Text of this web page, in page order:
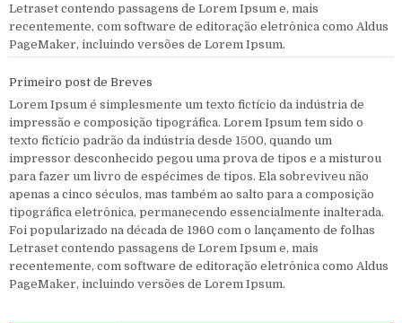
Letraset contendo passagens de Lorem Ipsum e, mais
recentemente, com software de editoração eletrônica como Aldus
PageMaker, incluindo versões de Lorem Ipsum.
Primeiro post de Breves
Lorem Ipsum é simplesmente um texto fictício da indústria de
impressão e composição tipográfica. Lorem Ipsum tem sido o
texto fictício padrão da indústria desde 1500, quando um
impressor desconhecido pegou uma prova de tipos e a misturou
para fazer um livro de espécimes de tipos. Ela sobreviveu não
apenas a cinco séculos, mas também ao salto para a composição
tipográfica eletrônica, permanecendo essencialmente inalterada.
Foi popularizado na década de 1960 com o lançamento de folhas
Letraset contendo passagens de Lorem Ipsum e, mais
recentemente, com software de editoração eletrônica como Aldus
PageMaker, incluindo versões de Lorem Ipsum.